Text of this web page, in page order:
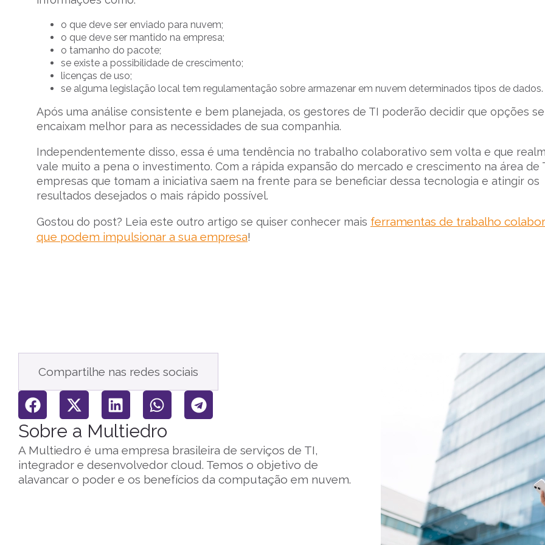
o que deve ser enviado para nuvem;
o que deve ser mantido na empresa;
o tamanho do pacote;
se existe a possibilidade de crescimento;
licenças de uso;
se alguma legislação local tem regulamentação sobre armazenar em nuvem determinados tipos de dados.
Após uma análise consistente e bem planejada, os gestores de TI poderão decidir que opções se
encaixam melhor para as necessidades de sua companhia.
Independentemente disso, essa é uma tendência no trabalho colaborativo sem volta e que
vale muito a pena o investimento. Com a rápida expansão do mercado e crescimento na área de
empresas que tomam a iniciativa saem na frente para se beneficiar dessa tecnologia e atingir os
resultados desejados o mais rápido possível.
Gostou do post? Leia este outro artigo se quiser conhecer mais ferramentas de trabalho
que podem impulsionar a sua empresa!
Compartilhe nas redes sociais
Sobre a Multiedro
A Multiedro é uma empresa brasileira de serviços de TI,
integrador e desenvolvedor cloud. Temos o objetivo de
alavancar o poder e os benefícios da computação em nuvem.